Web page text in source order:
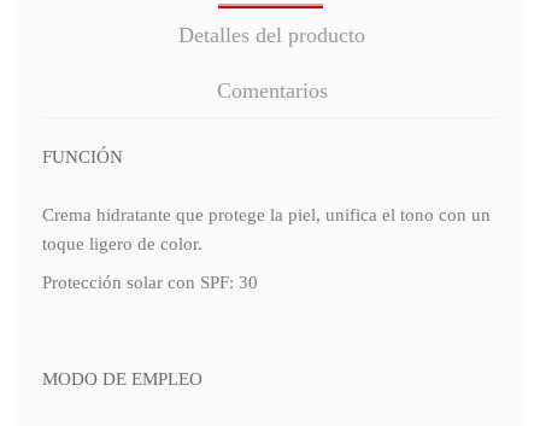
Detalles del producto
Comentarios
FUNCIÓN
Crema hidratante que protege la piel, unifica el tono con un
toque ligero de color.
Protección solar con SPF: 30
MODO DE EMPLEO